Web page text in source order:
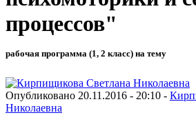
процессов"
рабочая программа (1, 2 класс) на тему
Опубликовано 20.11.2016 - 20:10 -
Николаевна